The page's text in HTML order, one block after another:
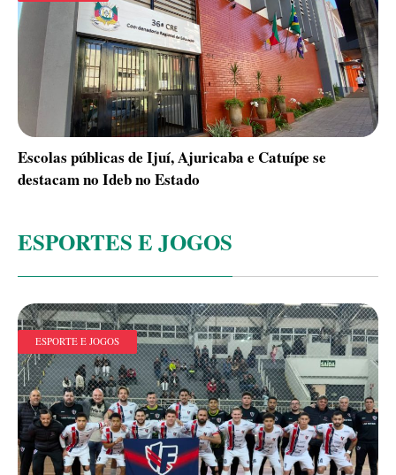
Escolas públicas de Ijuí, Ajuricaba e Catuípe se
destacam no Ideb no Estado
ESPORTES E JOGOS
ESPORTE E JOGOS